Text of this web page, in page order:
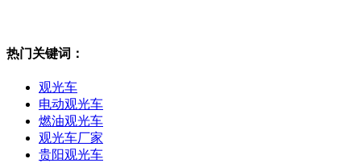
热门关键词：
观光车
电动观光车
燃油观光车
观光车厂家
贵阳观光车